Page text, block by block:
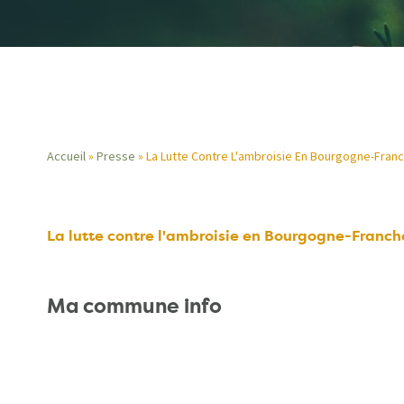
d'Ariane
Accueil Presse La Lutte Contre L'ambroisie En Bourgogne-
La lutte contre l'ambroisie en Bourgogne-
Ma commune info